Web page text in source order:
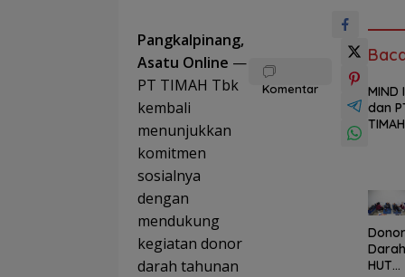
Pangkalpinang,
Asatu Online —
PT TIMAH Tbk
kembali
menunjukkan
komitmen
sosialnya
dengan
mendukung
kegiatan donor
darah tahunan
Komentar
MIND
dan
TIMAH
ng
Tembu
s
Kampu
Donor
Darah
HUT